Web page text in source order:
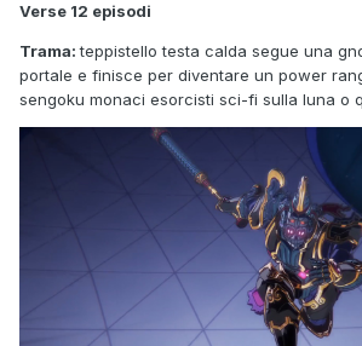
Verse 12 episodi
Trama:teppistello testa calda segue una
portale e finisce per diventare un power
sengoku monaci esorcisti sci-fi sulla luna o